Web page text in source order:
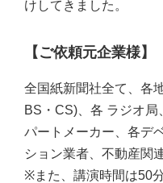
けしてきました。
【ご依頼元企業様】
全国紙新聞社全て、各
BS・CS)、各 ラジオ
パートメーカー、各デ
ション業者、不動産関
※また、講演時間は50